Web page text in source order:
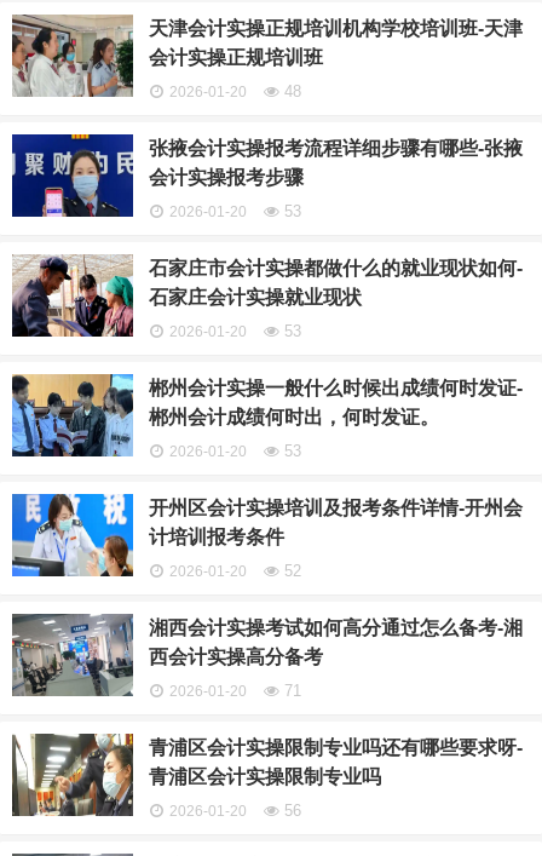
天津会计实操正规培训机构学校培训班-天津
会计实操正规培训班
2026-01-20 48
张掖会计实操报考流程详细步骤有哪些-张掖
会计实操报考步骤
2026-01-20 53
石家庄市会计实操都做什么的就业现状如何-
石家庄会计实操就业现状
2026-01-20 53
郴州会计实操一般什么时候出成绩何时发证-
郴州会计成绩何时出，何时发证。
2026-01-20 53
开州区会计实操培训及报考条件详情-开州会
计培训报考条件
2026-01-20 52
湘西会计实操考试如何高分通过怎么备考-湘
西会计实操高分备考
2026-01-20 71
青浦区会计实操限制专业吗还有哪些要求呀-
青浦区会计实操限制专业吗
2026-01-20 56